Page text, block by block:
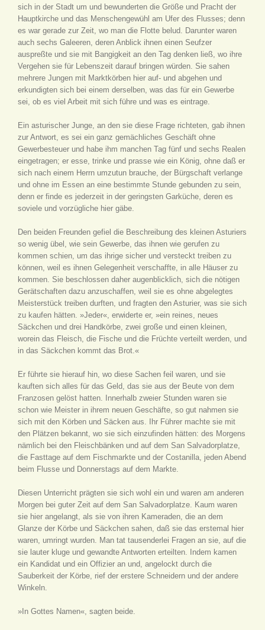
sich in der Stadt um und bewunderten die Größe und Pracht der
Hauptkirche und das Menschengewühl am Ufer des Flusses; denn
es war gerade zur Zeit, wo man die Flotte belud. Darunter waren
auch sechs Galeeren, deren Anblick ihnen einen Seufzer
auspreßte und sie mit Bangigkeit an den Tag denken ließ, wo ihre
Vergehen sie für Lebenszeit darauf bringen würden. Sie sahen
mehrere Jungen mit Marktkörben hier auf- und abgehen und
erkundigten sich bei einem derselben, was das für ein Gewerbe
sei, ob es viel Arbeit mit sich führe und was es eintrage.
Ein asturischer Junge, an den sie diese Frage richteten, gab ihnen
zur Antwort, es sei ein ganz gemächliches Geschäft ohne
Gewerbesteuer und habe ihm manchen Tag fünf und sechs Realen
eingetragen; er esse, trinke und prasse wie ein König, ohne daß er
sich nach einem Herrn umzutun brauche, der Bürgschaft verlange
und ohne im Essen an eine bestimmte Stunde gebunden zu sein,
denn er finde es jederzeit in der geringsten Garküche, deren es
soviele und vorzügliche hier gäbe.
Den beiden Freunden gefiel die Beschreibung des kleinen Asturiers
so wenig übel, wie sein Gewerbe, das ihnen wie gerufen zu
kommen schien, um das ihrige sicher und versteckt treiben zu
können, weil es ihnen Gelegenheit verschaffte, in alle Häuser zu
kommen. Sie beschlossen daher augenblicklich, sich die nötigen
Gerätschaften dazu anzuschaffen, weil sie es ohne abgelegtes
Meisterstück treiben durften, und fragten den Asturier, was sie sich
zu kaufen hätten. »Jeder«, erwiderte er, »ein reines, neues
Säckchen und drei Handkörbe, zwei große und einen kleinen,
worein das Fleisch, die Fische und die Früchte verteilt werden, und
in das Säckchen kommt das Brot.«
Er führte sie hierauf hin, wo diese Sachen feil waren, und sie
kauften sich alles für das Geld, das sie aus der Beute von dem
Franzosen gelöst hatten. Innerhalb zweier Stunden waren sie
schon wie Meister in ihrem neuen Geschäfte, so gut nahmen sie
sich mit den Körben und Säcken aus. Ihr Führer machte sie mit
den Plätzen bekannt, wo sie sich einzufinden hätten: des Morgens
nämlich bei den Fleischbänken und auf dem San Salvadorplatze,
die Fasttage auf dem Fischmarkte und der Costanilla, jeden Abend
beim Flusse und Donnerstags auf dem Markte.
Diesen Unterricht prägten sie sich wohl ein und waren am anderen
Morgen bei guter Zeit auf dem San Salvadorplatze. Kaum waren
sie hier angelangt, als sie von ihren Kameraden, die an dem
Glanze der Körbe und Säckchen sahen, daß sie das erstemal hier
waren, umringt wurden. Man tat tausenderlei Fragen an sie, auf die
sie lauter kluge und gewandte Antworten erteilten. Indem kamen
ein Kandidat und ein Offizier an und, angelockt durch die
Sauberkeit der Körbe, rief der erstere Schneidern und der andere
Winkeln.
»In Gottes Namen«, sagten beide.